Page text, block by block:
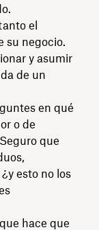
el
su negocio.
y asumir
de un
en qué
o de
que
esto no los
hace que